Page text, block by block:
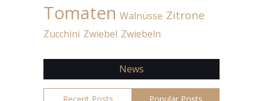
Tomaten Walnüsse Zitrone
Zucchini Zwiebel Zwiebeln
News